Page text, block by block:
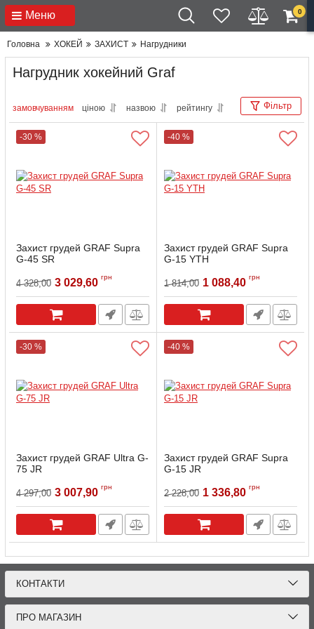
Меню 0
Головна ХОКЕЙ ЗАХИСТ Нагрудники
Нагрудник хокейний Graf
замовчуванням ціною назвою рейтингу Фільтр
-30 %
Захист грудей GRAF Supra
G-45 SR
4 328,00 3 029,60 грн
-40 %
Захист грудей GRAF Supra
G-15 YTH
1 814,00 1 088,40 грн
-30 %
Захист грудей GRAF Ultra G-
75 JR
4 297,00 3 007,90 грн
-40 %
Захист грудей GRAF Supra
G-15 JR
2 228,00 1 336,80 грн
КОНТАКТИ
ПРО МАГАЗИН